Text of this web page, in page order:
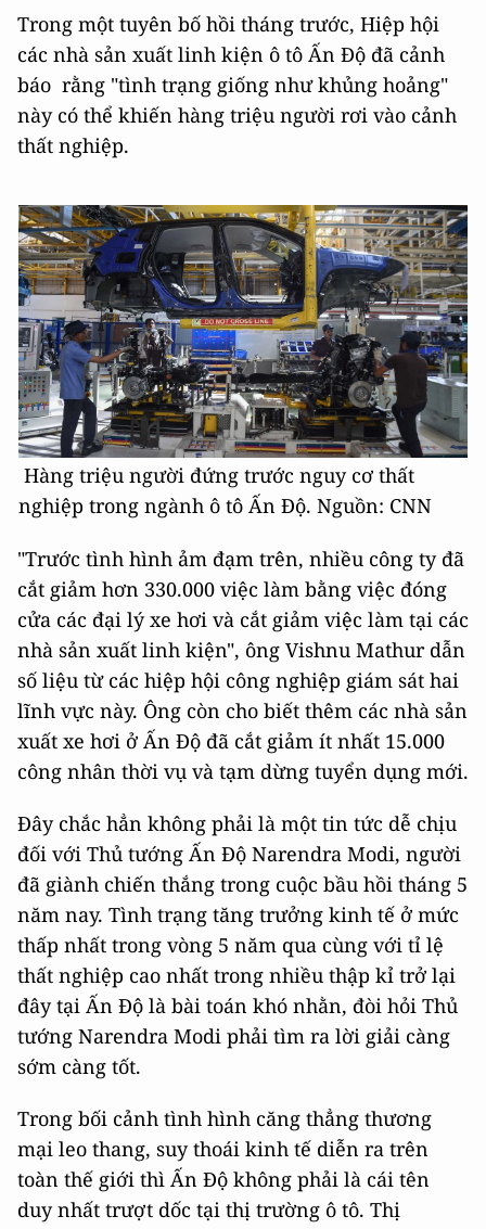
Trong một tuyên bố hồi tháng trước, Hiệp hội
các nhà sản xuất linh kiện ô tô Ấn Độ đã cảnh
báo rằng "tình trạng giống như khủng hoảng"
này có thể khiến hàng triệu người rơi vào cảnh
thất nghiệp.
Hàng triệu người đứng trước nguy cơ thất
nghiệp trong ngành ô tô Ấn Độ. Nguồn: CNN
"Trước tình hình ảm đạm trên, nhiều công ty đã
cắt giảm hơn 330.000 việc làm bằng việc đóng
cửa các đại lý xe hơi và cắt giảm việc làm tại các
nhà sản xuất linh kiện", ông Vishnu Mathur dẫn
số liệu từ các hiệp hội công nghiệp giám sát hai
lĩnh vực này. Ông còn cho biết thêm các nhà sản
xuất xe hơi ở Ấn Độ đã cắt giảm ít nhất 15.000
công nhân thời vụ và tạm dừng tuyển dụng mới.
Đây chắc hẳn không phải là một tin tức dễ chịu
đối với Thủ tướng Ấn Độ Narendra Modi, người
đã giành chiến thắng trong cuộc bầu hồi tháng 5
năm nay. Tình trạng tăng trưởng kinh tế ở mức
thấp nhất trong vòng 5 năm qua cùng với tỉ lệ
thất nghiệp cao nhất trong nhiều thập kỉ trở lại
đây tại Ấn Độ là bài toán khó nhằn, đòi hỏi Thủ
tướng Narendra Modi phải tìm ra lời giải càng
sớm càng tốt.
Trong bối cảnh tình hình căng thẳng thương
mại leo thang, suy thoái kinh tế diễn ra trên
toàn thế giới thì Ấn Độ không phải là cái tên
duy nhất trượt dốc tại thị trường ô tô. Thị